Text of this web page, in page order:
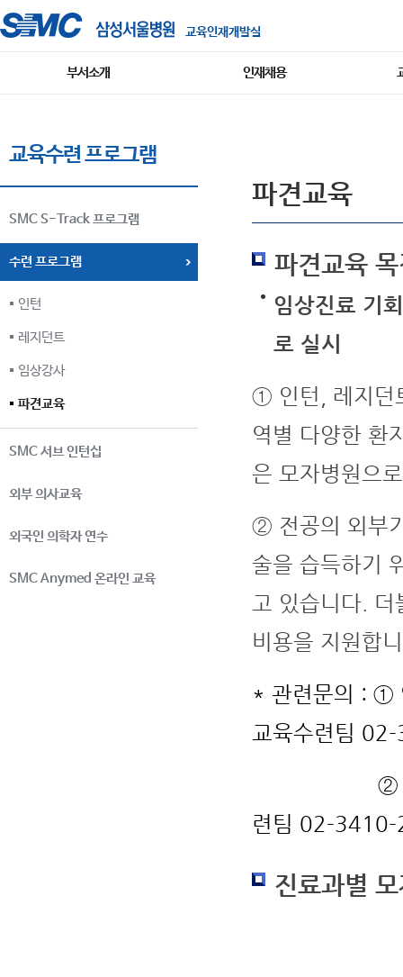
교육인재개발실
부서소개 인재채용
교육수련 프로그램
SMC S-Track 프로그램
수련 프로그램
인턴
레지던트
임상강사
파견교육
SMC 서브 인턴십
외부 의사교육
외국인 의학자 연수
SMC Anymed 온라인 교육
파견교육
파견교육
임상진료 기
로 실시
① 인턴, 레지던
역별 다양한 환
은 모자병원으
② 전공의 외부
술을 습득하기
고 있습니다. 더
비용을 지원합
* 관련문의 : ①
교육수련팀
② 전공의
련팀 02-
진료과별